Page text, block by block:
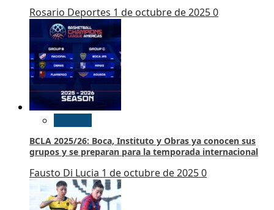
Rosario Deportes 1 de octubre de 20250
BCLA 2025/26: Boca, Instituto y Obras ya conocen sus
grupos y se preparan para la temporada internacional
Fausto Di Lucia 1 de octubre de 20250